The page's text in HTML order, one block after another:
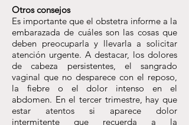
Otros consejos
Es importante que el obstetra informe a la
embarazada de cuáles son las cosas que
deben preocuparla y llevarla a solicitar
atención urgente. A destacar, los dolores
de cabeza persistentes, el sangrado
vaginal que no desparece con el reposo,
la fiebre o el dolor intenso en el
abdomen. En el tercer trimestre, hay que
estar atentos si aparece dolor
intermitente que recuerda a la